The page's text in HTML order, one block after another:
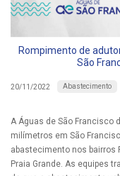
Rompimento de
São
20/11/2022 Abastecimento
A Águas de São Francisco
milímetros em São
abastecimento nos bairros
Praia Grande. As equipes